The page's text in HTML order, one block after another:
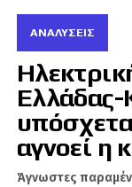
αναλυτής
είχε ήδη από
σενάριο: τη
προσωπικών
και ανάλυσης
πολέμου ανά
ΑΝΑΛΎΣΕΙΣ
Ελλάδας-
αγνοεί η
Άγνωστες